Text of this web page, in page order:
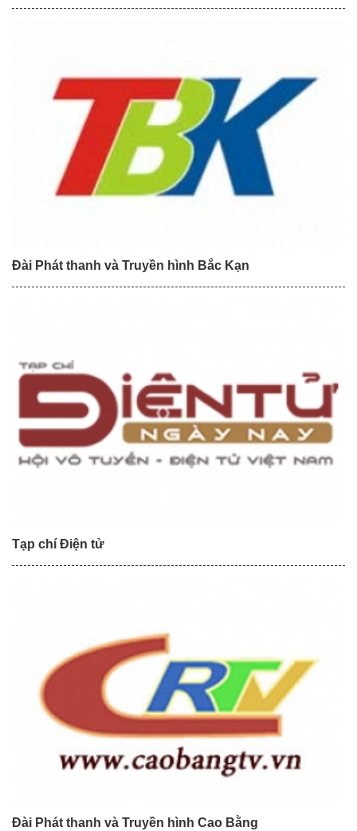
Đài Phát thanh và Truyền hình Bắc Kạn
Tạp chí Điện tử
Đài Phát thanh và Truyền hình Cao Bằng